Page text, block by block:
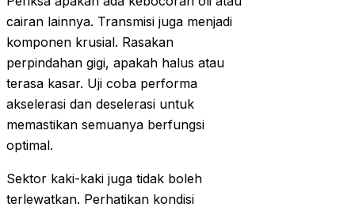
cairan lainnya. Transmisi juga menjadi
komponen krusial. Rasakan
perpindahan gigi, apakah halus atau
terasa kasar. Uji coba performa
akselerasi dan deselerasi untuk
memastikan semuanya berfungsi
optimal.
Sektor kaki-kaki juga tidak boleh
terlewatkan. Perhatikan kondisi